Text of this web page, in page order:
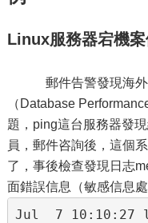
Linux服務器宕機
郵件告警發現海
（Database
題，ping這台服務器發
員，郵件咨詢後，這個
了，事後檢查發現日志
面錯誤信息（敏感信息處
Jul  7 10:10:27